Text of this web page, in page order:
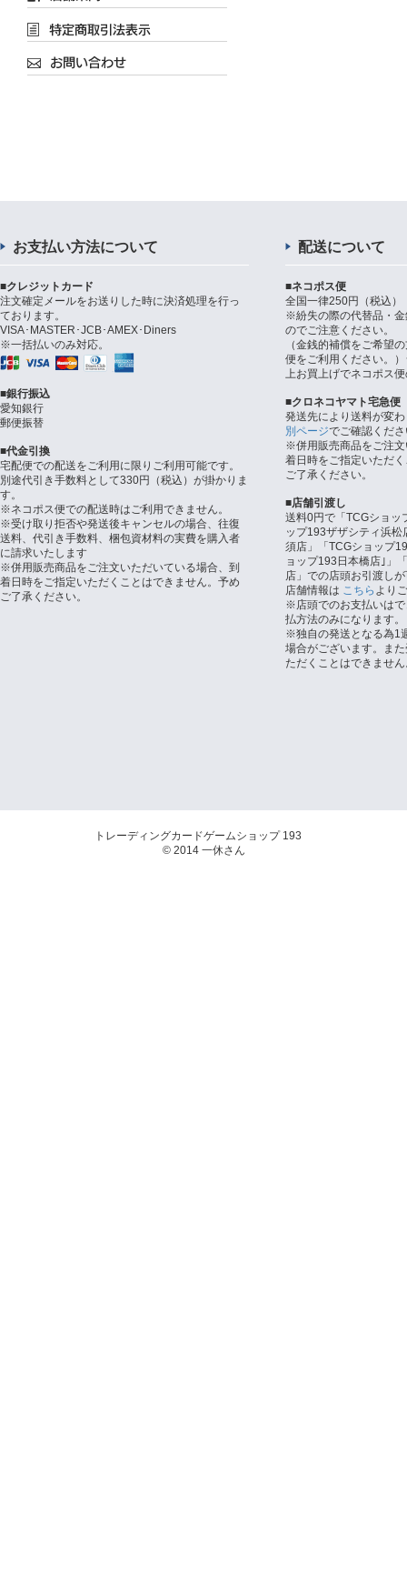
お支払い方法について
■クレジットカード
注文確定メールをお送りした時に決済処理を行っ
ております。
VISA･MASTER･JCB･AMEX･Diners
※一括払いのみ対応。
■銀行振込
愛知銀行
郵便振替
■代金引換
宅配便での配送をご利用に限りご利用可能です。
別途代引き手数料として330円（税込）が掛かりま
す。
※ネコポス便での配送時はご利用できません。
※受け取り拒否や発送後キャンセルの場合、往復
送料、代引き手数料、梱包資材料の実費を購入者
に請求いたします
※併用販売商品をご注文いただいている場合、到
着日時をご指定いただくことはできません。予め
ご了承ください。
配送について
■ネコポス便
全国一律250円（税込）
※紛失の際の代替品・
のでご注意ください。
（金銭的補償をご希望
便をご利用ください。
上お買上げでネコポス
■クロネコヤマト宅急便
発送先により送料が変
別ページでご確認くだ
※併用販売商品をご注
着日時をご指定いただ
ご了承ください。
■店舗引渡し
送料0円で「TCGショッ
ップ193ザザシティ浜
須店」「TCGショップ
ョップ193日本橋店｣」
店」での店頭お引渡し
店舗情報は こちら より
※店頭でのお支払いは
払方法のみになります。
※独自の発送となる為1
場合がございます。ま
ただくことはできませ
トレーディングカードゲームショップ 193
© 2014 一休さん